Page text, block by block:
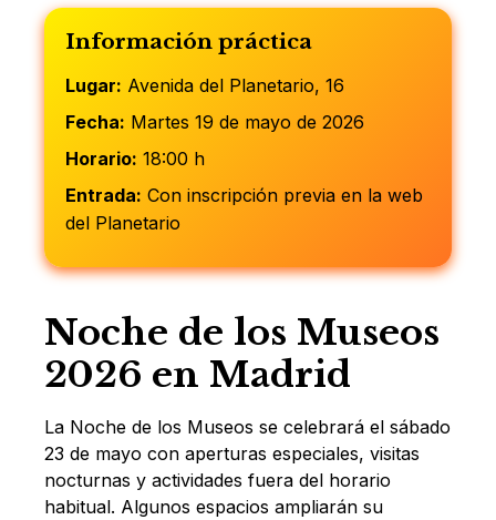
Información práctica
Lugar: Avenida del Planetario, 16
Fecha: Martes 19 de mayo de 2026
Horario: 18:00 h
Entrada: Con inscripción previa en la web
del Planetario
Noche de los Museos
2026 en Madrid
La Noche de los Museos se celebrará el sábado
23 de mayo con aperturas especiales, visitas
nocturnas y actividades fuera del horario
habitual. Algunos espacios ampliarán su